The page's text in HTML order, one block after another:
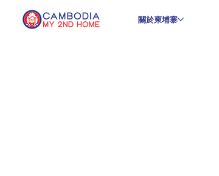
關於柬埔寨